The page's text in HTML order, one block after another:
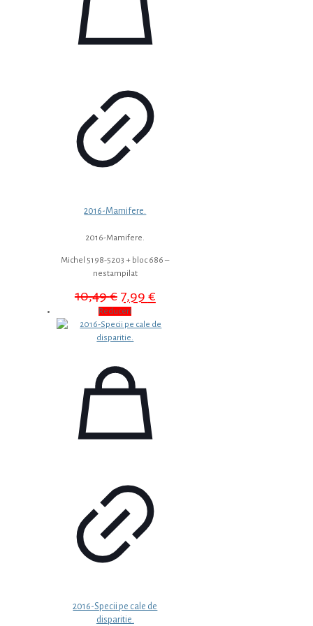
2016-Mamifere.
2016-Mamifere.
Michel 5198-5203 + bloc 686 –
nestampilat
10,49€ Prețul
inițial
a
fost:
7,99 €Prețul
curent
este:
Reduceri
2016-Specii pe cale de
disparitie.